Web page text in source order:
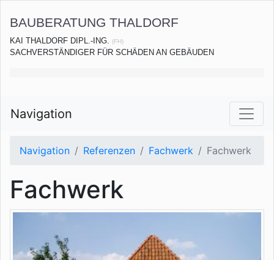
BAUBERATUNG THALDORF
KAI THALDORF DIPL.-ING. (FH)
SACHVERSTÄNDIGER FÜR SCHÄDEN AN GEBÄUDEN
Navigation
Navigation Referenzen Fachwerk Fachwerk
Fachwerk